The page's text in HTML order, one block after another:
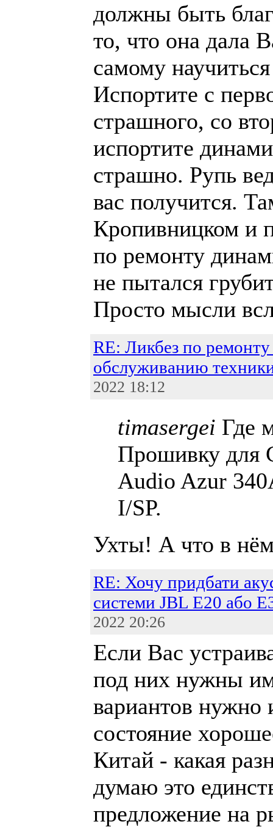
должны быть
то, что она дала
самому
Испортите с
страшного, со
испортите
страшно. Рупь
вас получится.
Кропивницком и
по ремонту
не пытался
Просто мысли
RE: Ликбез по
обслуживанию
2022 18:12
timasergei Где
Прошивку для
Audio Azur
I/SP.
Ухты! А что в
RE: Хочу придбати
системи JBL E20 або
2022 20:26
Если Вас
под них нужны
вариантов нужно
состояние
Китай - какая
думаю это
предложение на